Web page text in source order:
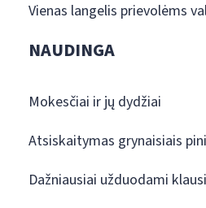
Vienas langelis prievolėms
NAUDINGA
Mokesčiai ir jų dydžiai
Atsiskaitymas grynaisiais
Dažniausiai užduodami